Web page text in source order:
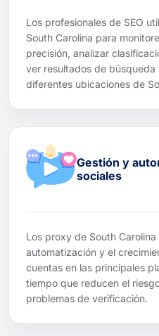
Los profesionales de SEO
South Carolina para
precisión, analizar
ver resultados de
diferentes ubicaciones de
Gestión y
sociales
Los proxy de South
automatización y el
cuentas en las principales
tiempo que reducen el
problemas de verificación.